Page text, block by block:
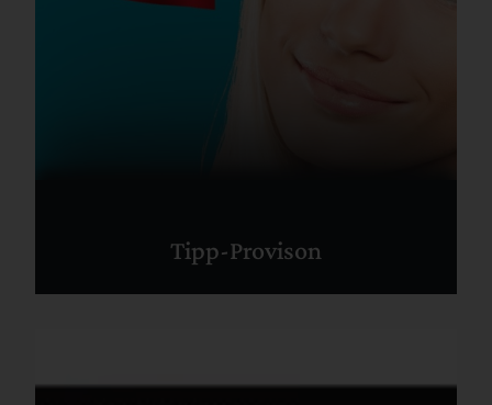
Tipp-Provison